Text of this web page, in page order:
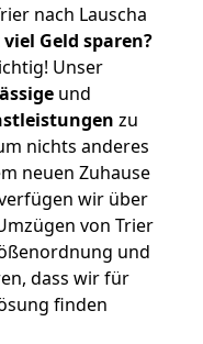
nach Lauscha
viel Geld sparen?
Unser
und
zu
nichts anderes
neuen Zuhause
wir über
von Trier
und
dass wir für
finden